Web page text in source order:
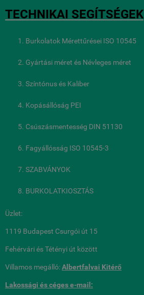
TECHNIKAI SEGÍTSÉGEK
Burkolatok Mérettűrései ISO 10545
Gyártási méret és Névleges méret
Színtónus és Kaliber
Kopásállóság PEI
Csúszásmentesség DIN 51130
Fagyállósság ISO 10545-3
SZABVÁNYOK
BURKOLATKIOSZTÁS
Üzlet:
1119 Budapest Csurgói út 15
Fehérvári és Tétényi út között
Villamos megálló:Albertfalvai Kitérő
Lakossági és cégese-mail: